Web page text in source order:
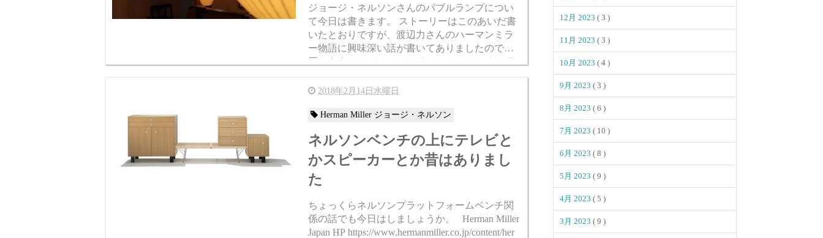
ジョージ・ネルソンさんのバブルランプについ
て今日は書きます。 ストーリーはこのあいだ書
いたとおりですが、渡辺力さんのハーマンミラ
ー物語に興味深い話が書いてありましたので引
用します。 ”ジョージ・ネルソンのベストセラ
ー<バッブルランプ>が、...
2018年2月14日水曜日
Herman Miller ジョージ・ネルソン
ネルソンベンチの上にテレビと
かスピーカーとか昔はありまし
た
ちょっくらネルソンプラットフォームベンチ関
係の話でも今日はしましょうか。 Herman Miller
Japan HP https://www.hermanmiller.co.jp/content/her
12月 2023 ( 3 )
11月 2023 ( 3 )
10月 2023 ( 4 )
9月 2023 ( 3 )
8月 2023 ( 6 )
7月 2023 ( 10 )
6月 2023 ( 8 )
5月 2023 ( 9 )
4月 2023 ( 5 )
3月 2023 ( 9 )